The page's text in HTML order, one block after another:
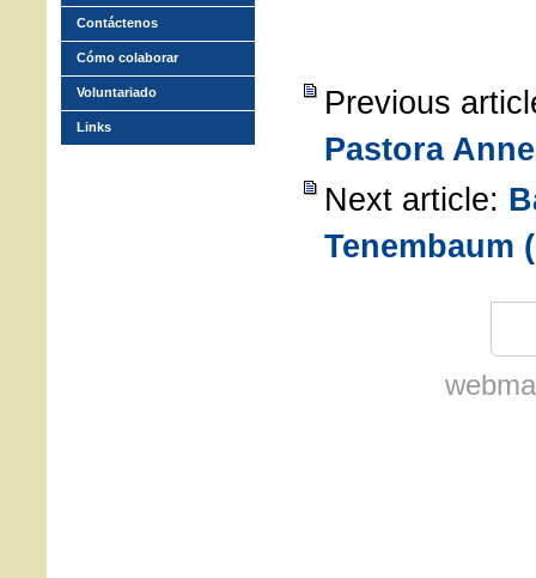
Previous
Pastora
Next article:
Tenembaum
Contáctenos
Cómo colaborar
Voluntariado
Links